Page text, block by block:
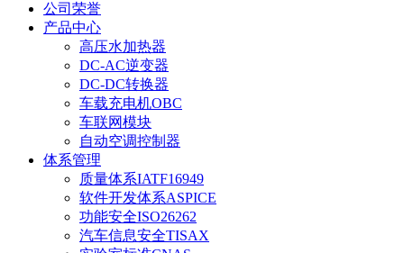
公司荣誉
产品中心
高压水加热器
DC-AC逆变器
DC-DC转换器
车载充电机OBC
车联网模块
自动空调控制器
体系管理
质量体系IATF16949
软件开发体系ASPICE
功能安全ISO26262
汽车信息安全TISAX